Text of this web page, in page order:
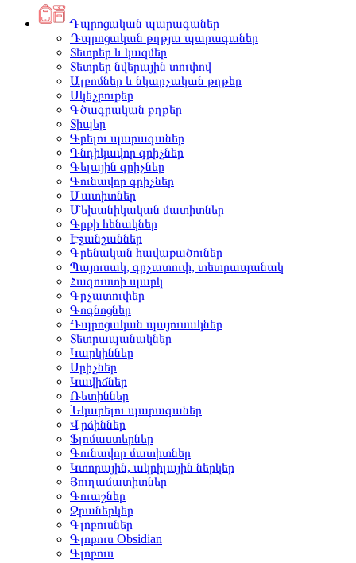
Դպրոցական պարագաներ
Դպրոցական թղթյա պարագաներ
Տետրեր և կազմեր
Տետրեր նվերային տուփով
Ալբոմներ և նկարչական թղթեր
Սկեչբուքեր
Գծագրական թղթեր
Տիպեր
Գրելու պարագաներ
Գնդիկավոր գրիչներ
Գելային գրիչներ
Գունավոր գրիչներ
Մատիտներ
Մեխանիկական մատիտներ
Գրքի հենակներ
Էջանշաններ
Գրենական հավաքածուներ
Պայուսակ, գրչատուփ, տետրապանակ
Հագուստի պարկ
Գրչատուփեր
Գոգնոցներ
Դպրոցական պայուսակներ
Տետրապանակներ
Կարկիններ
Սրիչներ
Կավիճներ
Ռետիններ
Նկարելու պարագաներ
Վրձիններ
Ֆլոմաստերներ
Գունավոր մատիտներ
Կտորային, ակրիլային ներկեր
Յուղամատիտներ
Գուաշներ
Ջրաներկեր
Գլոբուսներ
Գլոբուս Obsidian
Գլոբուս